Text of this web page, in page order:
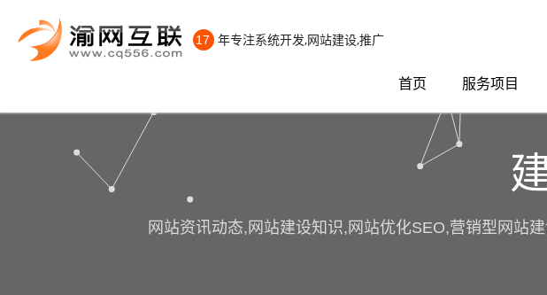
17 年专注系统开发,网站建设,推广
首页 服务项目
网站资讯动态,网站建设知识,网站优化SEO,营销型网站